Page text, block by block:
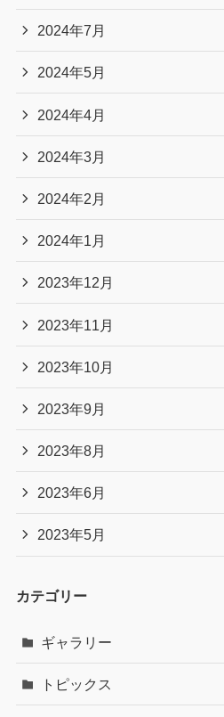
2024年7月
2024年5月
2024年4月
2024年3月
2024年2月
2024年1月
2023年12月
2023年11月
2023年10月
2023年9月
2023年8月
2023年6月
2023年5月
カテゴリー
ギャラリー
トピックス